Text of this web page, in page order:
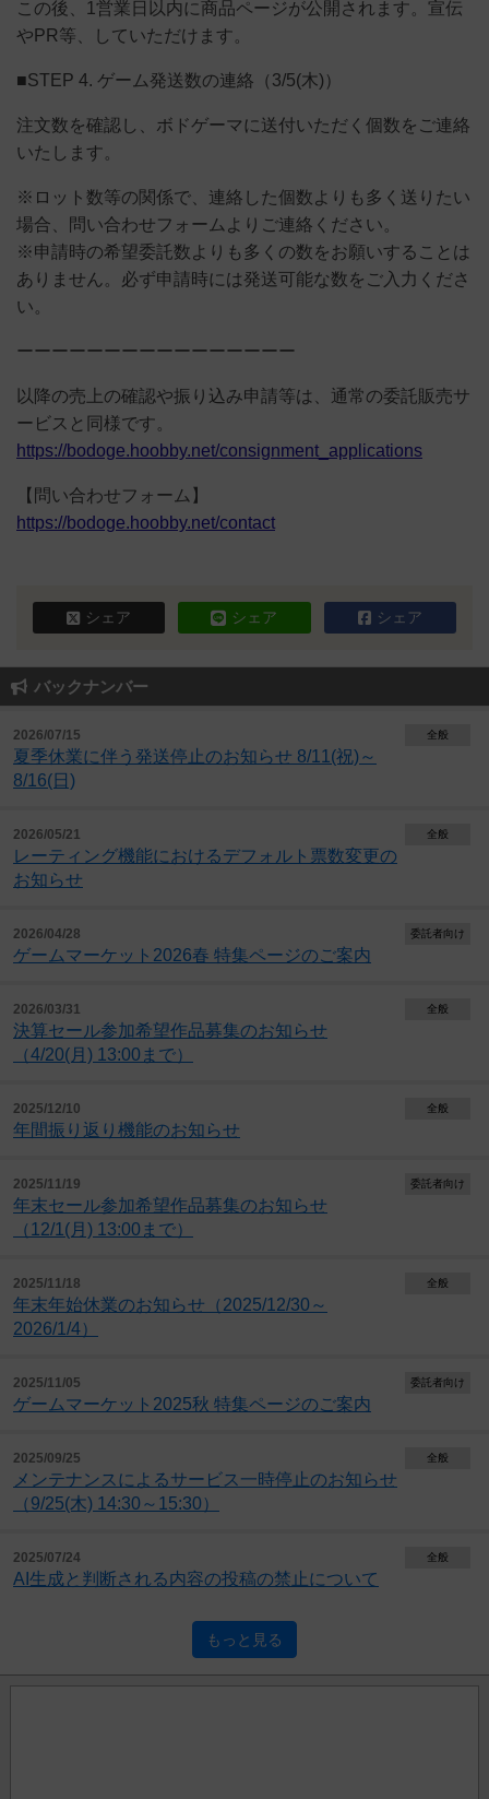
この後、1営業日以内に商品ページが公開されます。宣伝
やPR等、していただけます。
■STEP 4. ゲーム発送数の連絡（3/5(木)）
注文数を確認し、ボドゲーマに送付いただく個数をご連絡
いたします。
※ロット数等の関係で、連絡した個数よりも多く送りたい
場合、問い合わせフォームよりご連絡ください。
※申請時の希望委託数よりも多くの数をお願いすることは
ありません。必ず申請時には発送可能な数をご入力くださ
い。
ーーーーーーーーーーーーーーーー
以降の売上の確認や振り込み申請等は、通常の委託販売サ
ービスと同様です。
https://bodoge.hoobby.net/consignment_applications
【問い合わせフォーム】
https://bodoge.hoobby.net/contact
シェア シェア シェア
バックナンバー
全般
2026/07/15
夏季休業に伴う発送停止のお知らせ 8/11(祝)～
8/16(日)
全般
2026/05/21
レーティング機能におけるデフォルト票数変更の
お知らせ
委託者向け
2026/04/28
ゲームマーケット2026春 特集ページのご案内
全般
2026/03/31
決算セール参加希望作品募集のお知らせ
（4/20(月) 13:00まで）
全般
2025/12/10
年間振り返り機能のお知らせ
委託者向け
2025/11/19
年末セール参加希望作品募集のお知らせ
（12/1(月) 13:00まで）
全般
2025/11/18
年末年始休業のお知らせ（2025/12/30～
2026/1/4）
委託者向け
2025/11/05
ゲームマーケット2025秋 特集ページのご案内
全般
2025/09/25
メンテナンスによるサービス一時停止のお知らせ
（9/25(木) 14:30～15:30）
全般
2025/07/24
AI生成と判断される内容の投稿の禁止について
もっと見る